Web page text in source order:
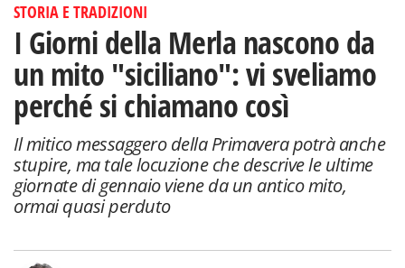
STORIA E TRADIZIONI
I Giorni della Merla nascono da
un mito "siciliano": vi sveliamo
perché si chiamano così
Il mitico messaggero della Primavera potrà anche
stupire, ma tale locuzione che descrive le ultime
giornate di gennaio viene da un antico mito,
ormai quasi perduto